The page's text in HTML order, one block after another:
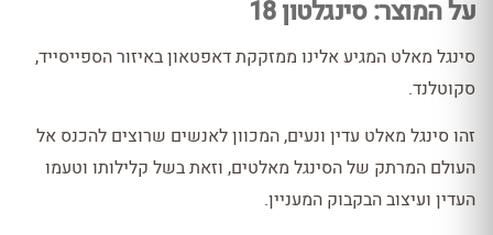
על המוצר: סינגלטון 18
סינגל מאלט המגיע אלינו ממזקקת דאפטאון באיזור הספייסייד,
סקוטלנד.
זהו סינגל מאלט עדין ונעים, המכוון לאנשים שרוצים להכנס אל
העולם המרתק של הסינגל מאלטים, וזאת בשל קלילותו וטעמו
העדין ועיצוב הבקבוק המעניין.